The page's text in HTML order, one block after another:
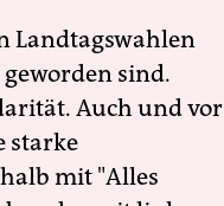
Landtagswahlen
sind.
Auch und vor
starke
mit "Alles